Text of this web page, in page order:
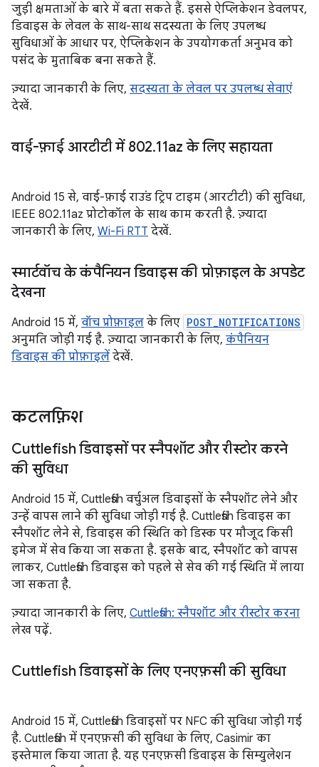
जुड़ी क्षमताओं के बारे में बता सकते हैं. इससे ऐप्लिकेशन डेवलपर,
डिवाइस के लेवल के साथ-साथ सदस्यता के लिए उपलब्ध
सुविधाओं के आधार पर, ऐप्लिकेशन के उपयोगकर्ता अनुभव को
पसंद के मुताबिक बना सकते हैं.
ज़्यादा जानकारी के लिए, सदस्यता के लेवल पर उपलब्ध सेवाएं
देखें.
वाई-फ़ाई आरटीटी में 802.11az के लिए सहायता
Android 15 से, वाई-फ़ाई राउंड ट्रिप टाइम (आरटीटी) की सुविधा,
IEEE 802.11az प्रोटोकॉल के साथ काम करती है. ज़्यादा
जानकारी के लिए, Wi-Fi RTT देखें.
स्मार्टवॉच के कंपैनियन डिवाइस की प्रोफ़ाइल के अपडेट
देखना
Android 15 में, वॉच प्रोफ़ाइल के लिए POST_NOTIFICATIONS
अनुमति जोड़ी गई है. ज़्यादा जानकारी के लिए, कंपैनियन
डिवाइस की प्रोफ़ाइलें देखें.
कटलफ़िश
Cuttlefish डिवाइसों पर स्नैपशॉट और रीस्टोर करने
की सुविधा
Android 15 में, Cuttlefish वर्चुअल डिवाइसों के स्नैपशॉट लेने और
उन्हें वापस लाने की सुविधा जोड़ी गई है. Cuttlefish डिवाइस का
स्नैपशॉट लेने से, डिवाइस की स्थिति को डिस्क पर मौजूद किसी
इमेज में सेव किया जा सकता है. इसके बाद, स्नैपशॉट को वापस
लाकर, Cuttlefish डिवाइस को पहले से सेव की गई स्थिति में लाया
जा सकता है.
ज़्यादा जानकारी के लिए, Cuttlefish: स्नैपशॉट और रीस्टोर करना
लेख पढ़ें.
Cuttlefish डिवाइसों के लिए एनएफ़सी की सुविधा
Android 15 में, Cuttlefish डिवाइसों पर NFC की सुविधा जोड़ी गई
है. Cuttlefish में एनएफ़सी की सुविधा के लिए, Casimir का
इस्तेमाल किया जाता है. यह एनएफ़सी डिवाइस के सिम्युलेशन